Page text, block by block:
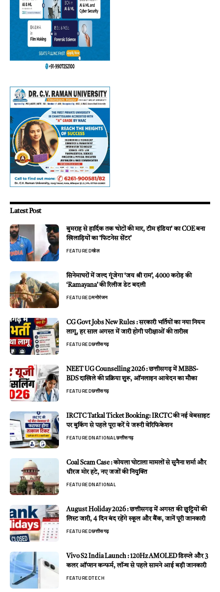
Latest Post
बुमराह से हार्दिक तक चोटों की मार, टीम इंडिया’ का COE बना
खिलाड़ियों का ‘फिटनेस सेंटर’
FEATUREDखेल
सिनेमाघरों में जल्द गूंजेगा ‘जय श्री राम’, 4000 करोड़ की
‘Ramayana’ की रिलीज डेट बदली
FEATUREDमनोरंजन
CG Govt Jobs New Rules : सरकारी भर्तियों का नया नियम
लागू, हर साल अगस्त में जारी होगी परीक्षाओं की तारीख
FEATUREDछत्तीसगढ़
NEET UG Counselling 2026 : छत्तीसगढ़ में MBBS-
BDS दाखिले की प्रक्रिया शुरू, ऑनलाइन आवेदन का मौका
FEATUREDछत्तीसगढ़
IRCTC Tatkal Ticket Booking: IRCTC की नई वेबसाइट
पर बुकिंग से पहले पूरा करें ये जरूरी वेरिफिकेशन
FEATUREDNATIONALछत्तीसगढ़
Coal Scam Case : कोयला घोटाला मामलों से सुनैना शर्मा और
धीरज मोर हटे, नए जजों की नियुक्ति
FEATUREDNATIONAL
August Holiday 2026 : छत्तीसगढ़ में अगस्त की छुट्टियों की
लिस्ट जारी, 4 दिन बंद रहेंगे स्कूल और बैंक, जानें पूरी जानकारी
FEATUREDछत्तीसगढ़
Vivo S2 India Launch : 120Hz AMOLED डिस्प्ले और 3
कलर ऑप्शन कन्फर्म, लॉन्च से पहले सामने आई बड़ी जानकारी
FEATUREDTECH